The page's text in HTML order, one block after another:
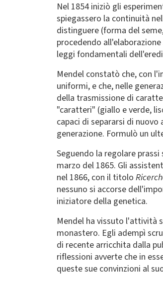
Nel 1854 iniziò gli
spiegassero la continuità
distinguere (forma del
procedendo
leggi fondamentali
Mendel constatò che, con
uniformi, e che, nelle
della trasmissione di
"caratteri" (giallo e verde,
capaci di separarsi di
generazione. Formulò un
Seguendo la regolare
marzo del 1865. Gli
nel 1866, con il titolo
nessuno si accorse
iniziatore della genetica.
Mendel ha vissuto l'attività
monastero. Egli adempì
di recente arricchita dalla
riflessioni avverte che in
queste sue convinzioni al